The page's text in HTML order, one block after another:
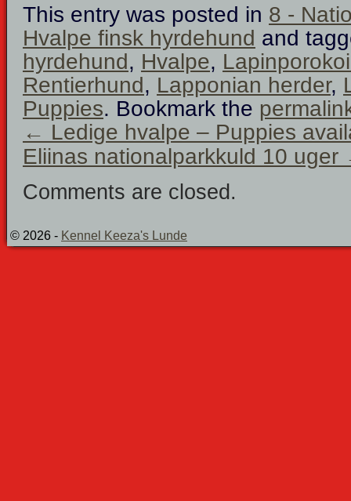
This entry was posted in 8 -
Hvalpe finsk hyrdehund and
hyrdehund, Hvalpe,
Rentierhund, Lapponian herder,
Puppies. Bookmark the
← Ledige hvalpe – Puppies
Eliinas nationalparkkuld 10 uger
Comments are closed.
© 2026 - Kennel Keeza's Lunde